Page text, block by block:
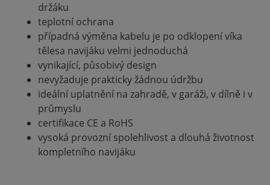
držáku
teplotní ochrana
případná výměna kabelu je po odklopení víka
tělesa navijáku velmi jednoduchá
vynikající, působivý design
nevyžaduje prakticky žádnou údržbu
ideální uplatnění na zahradě, v garáži, v dílně i v
průmyslu
certifikace CE a RoHS
vysoká provozní spolehlivost a dlouhá životnost
kompletního navijáku